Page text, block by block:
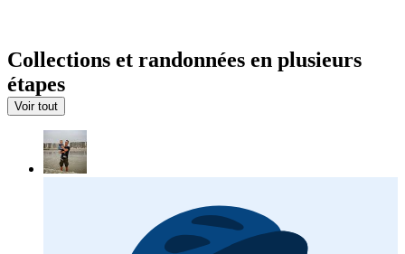
Collections et randonnées en plusieurs
étapes
Voir tout